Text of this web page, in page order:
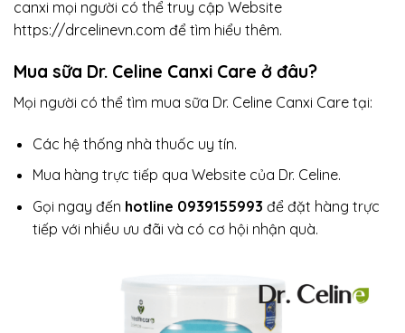
canxi mọi người có thể truy cập Website
https://drcelinevn.com để tìm hiểu thêm.
Mua sữa Dr. Celine Canxi Care ở đâu?
Mọi người có thể tìm mua sữa Dr. Celine Canxi Care tại:
Các hệ thống nhà thuốc uy tín.
Mua hàng trực tiếp qua Website của Dr. Celine.
Gọi ngay đến hotline 0939155993 để đặt hàng trực
tiếp với nhiều ưu đãi và có cơ hội nhận quà.